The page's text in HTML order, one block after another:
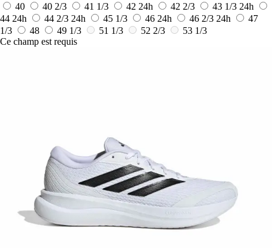
40
40 2/3 41 1/3 42 24h 42 2/3 43 1/3 24h
44 24h 44 2/3 24h 45 1/3 46 24h 46 2/3 24h
47
1/3
48 49 1/3 51 1/3 52 2/3
53 1/3
Ce champ est requis